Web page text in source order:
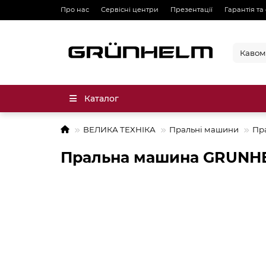
Про нас Сервісні центри Презентації Гарантія та
Каталог
ВЕЛИКА ТЕХНІКА Пральні машини
Пральна машина